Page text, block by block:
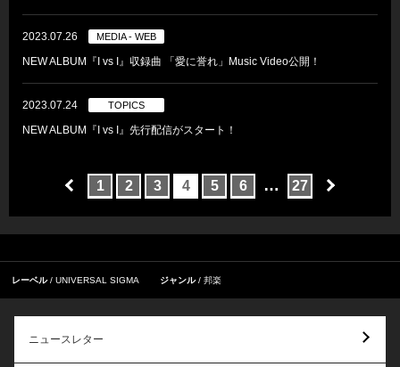
2023.07.26 MEDIA - WEB
NEW ALBUM『I vs I』収録曲 「愛に誉れ」Music Video公開！
2023.07.24 TOPICS
NEW ALBUM『I vs I』先行配信がスタート！
1 2 3 4 5 6 … 27
レーベル UNIVERSAL SIGMA ジャンル 邦楽
ニュースレター